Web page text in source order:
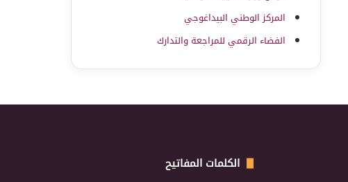
المركز الوطني البيداغوجي
الفضاء الرقمي للمراجعة والتدارك
الكلمات المفاتيح